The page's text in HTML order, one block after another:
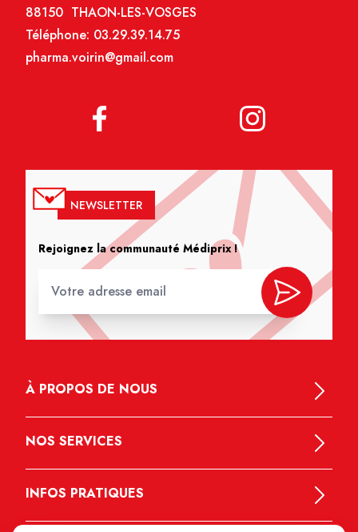
88150 THAON-LES-VOSGES
Téléphone: 03.29.39.14.75
pharma.voirin@gmail.com
NEWSLETTER
Rejoignez la communauté Médiprix !
À PROPOS DE NOUS
NOS SERVICES
INFOS PRATIQUES